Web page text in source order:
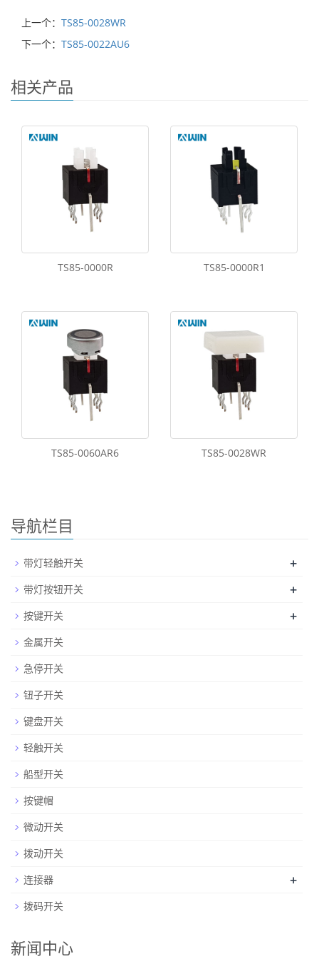
上一个： TS85-0028WR
下一个： TS85-0022AU6
相关产品
TS85-0000R TS85-0000R1
TS85-0060AR6 TS85-0028WR
导航栏目
带灯轻触开关 +
带灯按钮开关 +
按键开关 +
金属开关
急停开关
钮子开关
键盘开关
轻触开关
船型开关
按键帽
微动开关
拨动开关
连接器
+
拨码开关
新闻中心